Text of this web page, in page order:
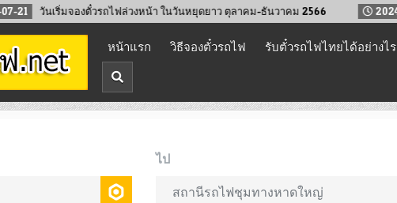
วันเริ่มจองตั๋วรถไฟล่วงหน้า ในวันหยุดยาว ตุลาคม-ธันวาคม 2566 2024-01-08
หน้าแรก วิธีจองตั๋วรถไฟ รับตั๋วรถไฟไทยได้อย่างไร